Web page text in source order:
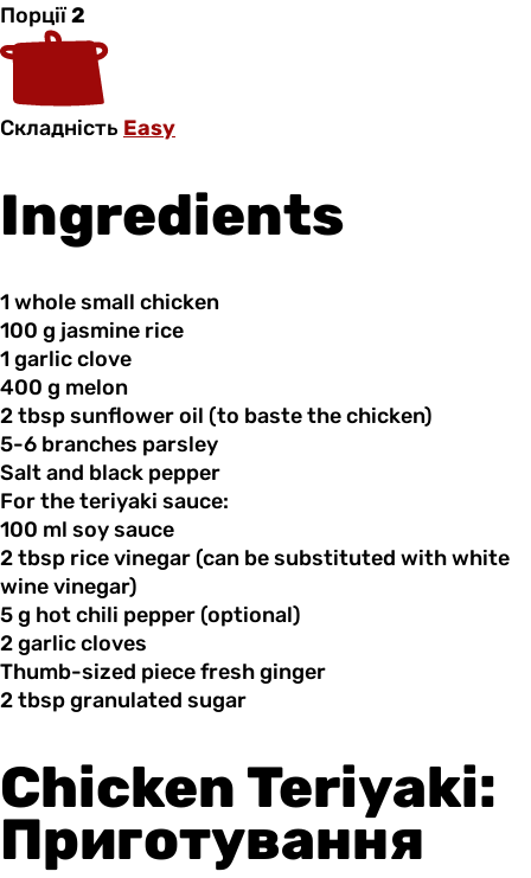
Порції2
Складність Easy
Ingredients
1 wholesmall chicken
100 g jasmine rice
1 garlicclove
400 g melon
2 tbspsunfloweroil (to baste the chicken)
5-6 branches parsley
Salt and black pepper
For the teriyaki sauce:
100 ml soysauce
2 tbsp ricevinegar (can be substituted with white
wine vinegar)
5 g hotchili pepper (optional)
2 garliccloves
Thumb-sized piecefreshginger
2 tbspgranulated sugar
Chicken Teriyaki:
Приготування